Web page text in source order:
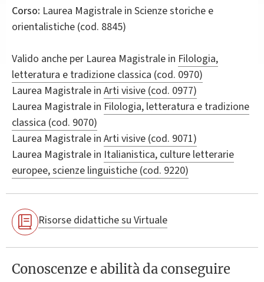
Corso: Laurea Magistrale in Scienze storiche e
orientalistiche (cod. 8845)
Valido anche per Laurea Magistrale in Filologia,
letteratura e tradizione classica (cod. 0970)
Laurea Magistrale in Arti visive (cod. 0977)
Laurea Magistrale in Filologia, letteratura e tradizione
classica (cod. 9070)
Laurea Magistrale in Arti visive (cod. 9071)
Laurea Magistrale in Italianistica, culture letterarie
europee, scienze linguistiche (cod. 9220)
Risorse didattiche su Virtuale
Conoscenze e abilità da conseguire